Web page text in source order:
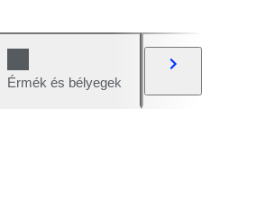
Érmék és bélyegek